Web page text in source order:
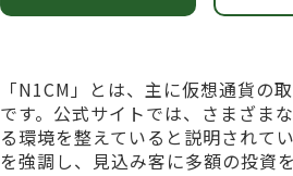
「N1CM」とは、主に仮想通貨の
です。公式サイトでは、さまざま
る環境を整えていると説明されて
を強調し、見込み客に多額の投資